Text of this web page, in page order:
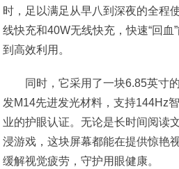
时，足以满足从早八到深夜的全程
线快充和40W无线快充，快速“回血
到高效利用。
同时，它采用了一块6.85英寸
发M14先进发光材料，支持144Hz
业的护眼认证。无论是长时间阅读
浸游戏，这块屏幕都能在提供惊艳
缓解视觉疲劳，守护用眼健康。